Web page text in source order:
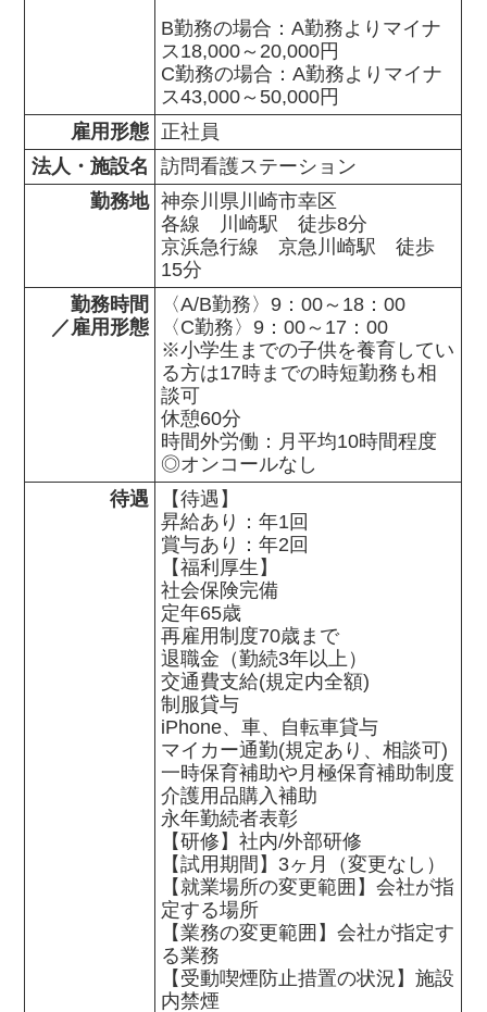
B勤務の場合：A勤務よりマイナ
ス18,000～20,000円
C勤務の場合：A勤務よりマイナ
ス43,000～50,000円
雇用形態 正社員
法人・施設名
訪問看護ステーション
勤務地 神奈川県川崎市幸区
各線　川崎駅　徒歩8分
京浜急行線　京急川崎駅　徒歩
15分
勤務時間
／雇用形態
〈A/B勤務〉9：00～18：00
〈C勤務〉9：00～17：00
※小学生までの子供を養育してい
る方は17時までの時短勤務も相
談可
休憩60分
時間外労働：月平均10時間程度
◎オンコールなし
待遇
【待遇】
昇給あり：年1回
賞与あり：年2回
【福利厚生】
社会保険完備
定年65歳
再雇用制度70歳まで
退職金（勤続3年以上）
交通費支給(規定内全額)
制服貸与
iPhone、車、自転車貸与
マイカー通勤(規定あり、相談可)
一時保育補助や月極保育補助制度
介護用品購入補助
永年勤続者表彰
【研修】社内/外部研修
【試用期間】3ヶ月（変更なし）
【就業場所の変更範囲】会社が指
定する場所
【業務の変更範囲】会社が指定す
る業務
【受動喫煙防止措置の状況】施設
内禁煙